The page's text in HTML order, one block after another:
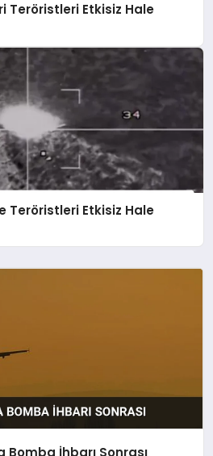
Teröristleri Etkisiz Hale
Teröristleri Etkisiz Hale
Bomba İhbarı Sonrası